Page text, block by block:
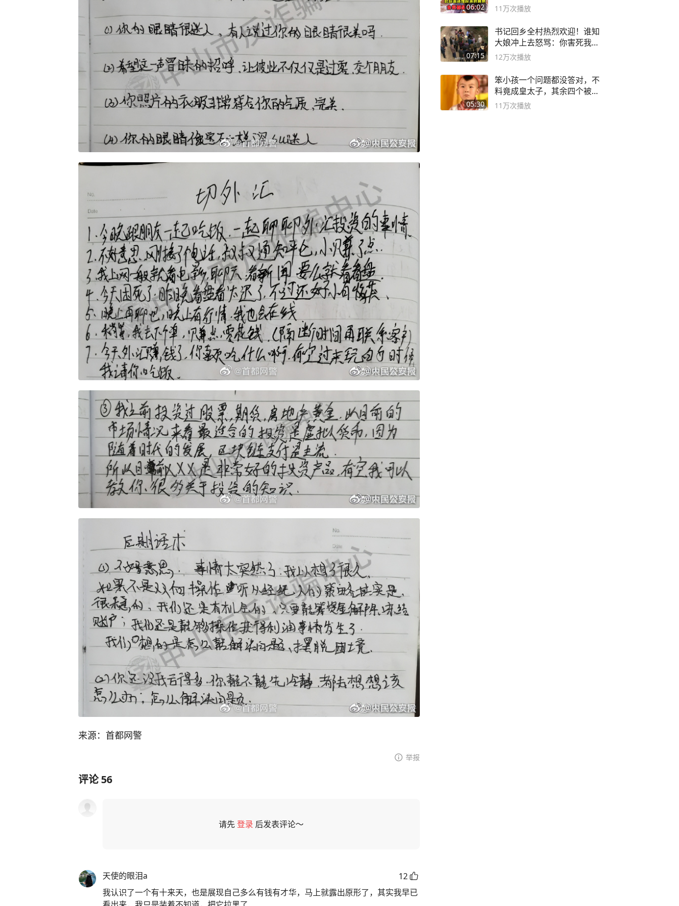
来源：首都网警
举报
评论56
请先登录 后发表评论～
天使的眼泪a
12
我认识了一个有十来天，也是展现自己多么有钱有才华，马上就露出原形了，其实我早已
06:02 11万次播放
07:15
书记回乡全村热烈欢迎！谁知
大娘冲上去怒骂：你害死我儿
子
12万次播放
05:30
笨小孩一个问题都没答对，不
料竟成皇太子，其余四个被处
死
11万次播放